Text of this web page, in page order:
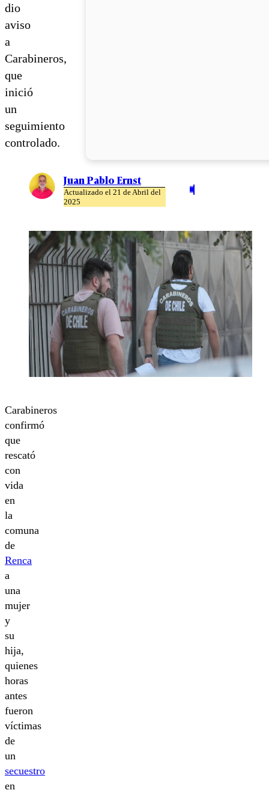
dio
aviso
a
Carabineros,
que
inició
un
seguimiento
controlado.
Juan Pablo Ernst
Actualizado el 21 de Abril del
2025
Carabineros
confirmó
que
rescató
con
vida
en
la
comuna
de
Renca
a
una
mujer
y
su
hija,
quienes
horas
antes
fueron
víctimas
de
un
secuestro
en